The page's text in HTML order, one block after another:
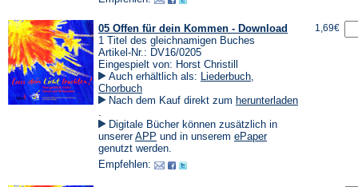
neuen
05 Offen für dein Kommen - Download
1 Titel des gleichnamigen Buches
Artikel-Nr.: DV16/0205
Eingespielt von: Horst Christill
Auch erhältlich als: Liederbuch,
Chorbuch
Nach dem Kauf direkt zum herunterladen
in
einem
neuen
Tab)
.
Digitale Bücher können zusätzlich in
unsererAPP (Öffnet
in
neuen
und in unserem ePaper(Öffnet
genutzt werden.
Empfehlen:
1,69€